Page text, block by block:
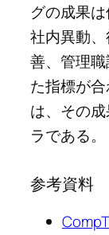
グの成果
社内異動
善、管理
た指標が
は、その
ラである。
参考資料